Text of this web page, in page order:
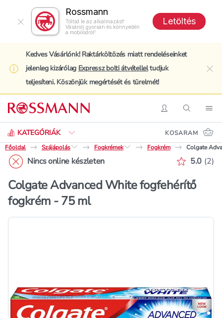
Rossmann
Töltsd le az alkalmazást!
Vásárolj gyorsan és könnyedén
a mobilodról!
Letöltés
Kedves Vásárlónk! Raktárköltözés miatt rendeléseinket
jelenleg kizárólag Expressz bolti átvételleltudjuk
teljesíteni. Köszönjük megértését és türelmét!
BelépésKeresés
KATEGÓRIÁK
Keresés
KOSARAM
Főoldal
Szájápolás Fogkrémek Fogkrém Colgate
Nincs online készleten 5.0 (2)
Colgate Advanced White fogfehérítő
fogkrém - 75 ml